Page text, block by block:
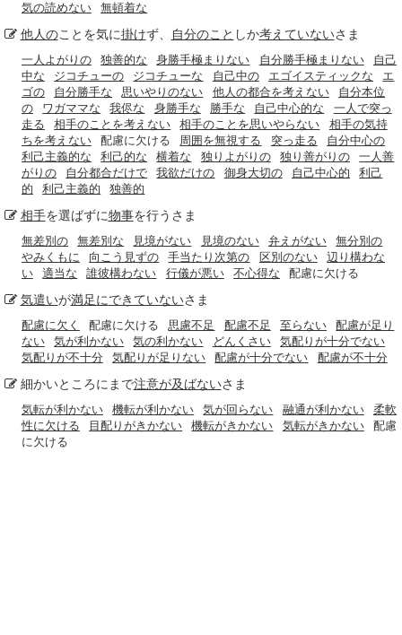
気の読めない
無頓着な
他人のことを気に掛けず、 自分のこと しか考えていないさま
一人よがりの 独善的な 身勝手極まりない 自分勝手極まりない
自己
中な
ジコチューの ジコチューな 自己中の エゴイスティックな
エ
ゴの
自分勝手な 思いやりのない 他人の都合を考えない
自分本位
の
ワガママな 我侭な 身勝手な 勝手な 自己中心的な
一人で突っ
走る
相手のことを考えない 相手のことを思いやらない
相手の気持
ちを考えない
配慮に欠ける 周囲を無視する 突っ走る
自分中心の
利己主義的な
利己的な 横着な 独りよがりの 独り善がりの
一人善
がりの
自分都合だけで 我欲だけの 御身大切の 自己中心的
利己
的
利己主義的 独善的
相手を選ばずに物事を行うさま
無差別の 無差別な 見境がない 見境のない 弁えがない
無分別の
やみくもに
向こう見ずの 手当たり次第の 区別のない
辺り構わな
い
適当な 誰彼構わない 行儀が悪い 不心得な 配慮に欠ける
気遣いが満足にできていないさま
配慮に欠く 配慮に欠ける 思慮不足 配慮不足 至らない
配慮が足り
ない
気が利かない 気の利かない どんくさい
気配りが十分でない
気配りが不十分
気配りが足りない 配慮が十分でない 配慮が不十分
細かいところにまで注意が及ばないさま
気転が利かない 機転が利かない 気が回らない 融通が利かない
柔軟
性に欠ける
目配りがきかない 機転がきかない 気転がきかない
配慮
に欠ける